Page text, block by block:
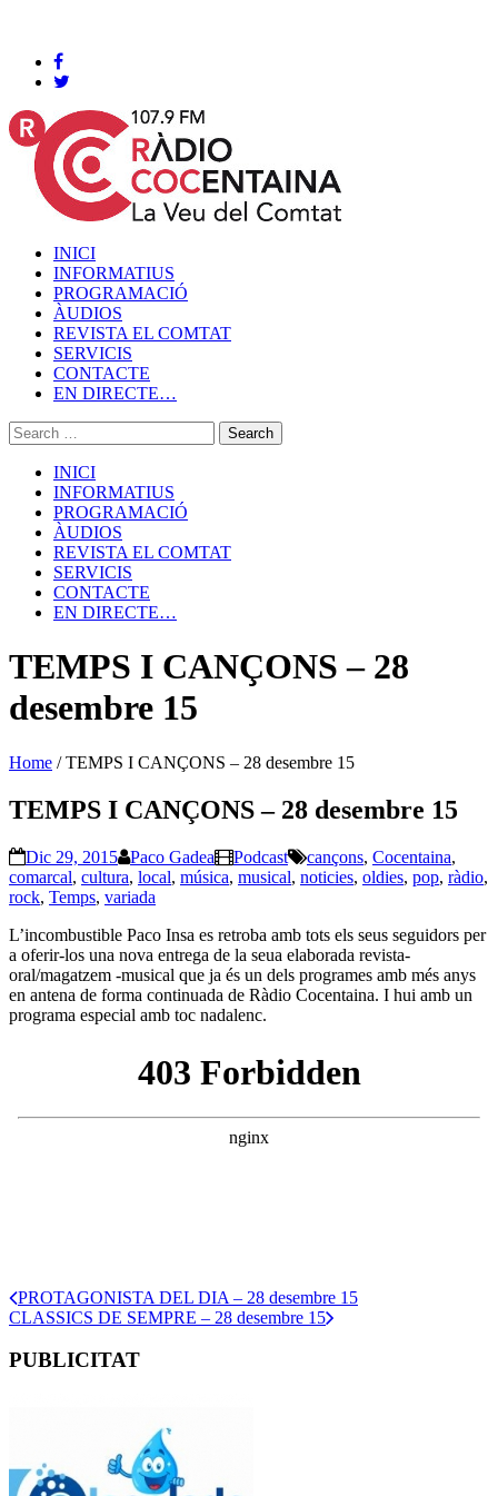
INICI
INFORMATIUS
PROGRAMACIÓ
ÀUDIOS
REVISTA EL COMTAT
SERVICIS
CONTACTE
EN DIRECTE…
INICI
INFORMATIUS
PROGRAMACIÓ
ÀUDIOS
REVISTA EL COMTAT
SERVICIS
CONTACTE
EN DIRECTE…
TEMPS I CANÇONS – 28
desembre 15
Home /TEMPS I CANÇONS – 28 desembre 15
TEMPS I CANÇONS – 28 desembre 15
Dic 29, 2015 Paco Gadea Podcast cançons, Cocentaina,
comarcal, cultura, local, música, musical, noticies, oldies, pop, ràdio,
rock, Temps, variada
L’incombustible Paco Insa es retroba amb tots els seus seguidors per
a oferir-los una nova entrega de la seua elaborada revista-
oral/magatzem -musical que ja és un dels programes amb més anys
en antena de forma continuada de Ràdio Cocentaina. I hui amb un
programa especial amb toc nadalenc.
PROTAGONISTA DEL DIA – 28 desembre 15
CLASSICS DE SEMPRE – 28 desembre 15
PUBLICITAT